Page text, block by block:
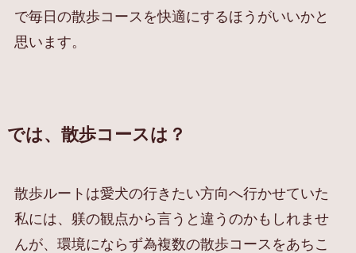
で毎日の散歩コースを快適にするほうがいいかと
思います。
では、散歩コースは？
散歩ルートは愛犬の行きたい方向へ行かせていた
私には、躾の観点から言うと違うのかもしれませ
んが、環境にならず為複数の散歩コースをあちこ